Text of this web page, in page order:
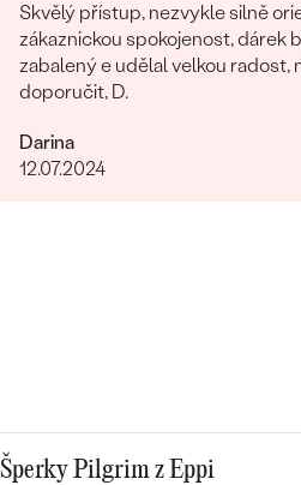
Skvělý přístup, nezvykle silně
zákaznickou spokojenost, dárek
zabalený e udělal velkou radost,
doporučit, D.
Darina
12.07.2024
Šperky Pilgrim z Eppi